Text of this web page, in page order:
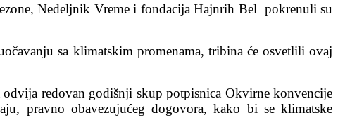
Nedeljnik Vreme i fondacija Hajnrih Bel pokrenuli su
sa klimatskim promenama, tribina će osvetlili ovaj
odvija redovan godišnji skup potpisnica Okvirne konvencije
pravno obavezujućeg dogovora, kako bi se klimatske